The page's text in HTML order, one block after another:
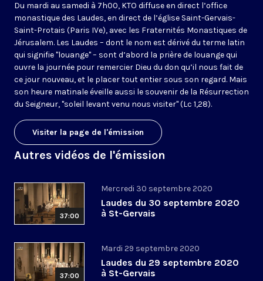
Du mardi au samedi à 7h00, KTO diffuse en direct l’office
monastique des Laudes, en direct de l’église Saint-Gervais-
Saint-Protais (Paris IVe), avec les Fraternités Monastiques de
Jérusalem. Les Laudes – dont le nom est dérivé du terme latin
qui signifie "louange" – sont d’abord la prière de louange qui
ouvre la journée pour remercier Dieu du don qu’il nous fait de
ce jour nouveau, et le placer tout entier sous son regard. Mais
son heure matinale éveille aussi le souvenir de la Résurrection
du Seigneur, "soleil levant venu nous visiter" (Lc 1,28).
Visiter la page de l'émission
Autres vidéos de l'émission
37:00
Mercredi 30 septembre 2020
Laudes du 30 septembre 2020
à St-Gervais
37:00
Mardi 29 septembre 2020
Laudes du 29 septembre 2020
à St-Gervais